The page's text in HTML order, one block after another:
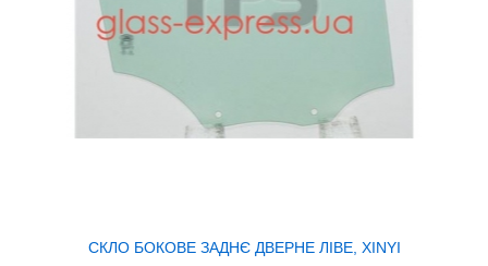
СКЛО БОКОВЕ ЗАДНЄ ДВЕРНЕ ЛІВЕ, XINYI